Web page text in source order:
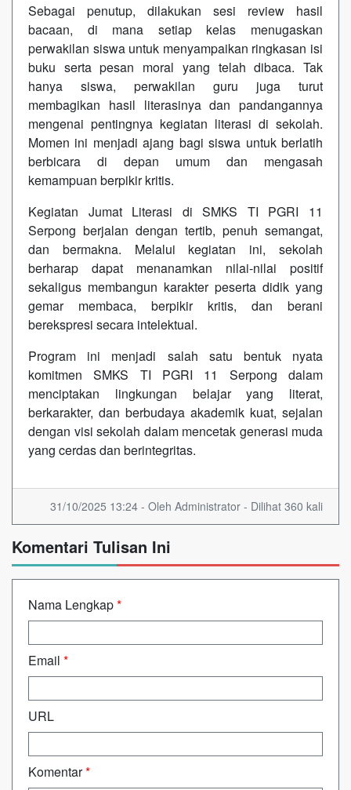
Sebagai penutup, dilakukan sesi review hasil
bacaan, di mana setiap kelas menugaskan
perwakilan siswa untuk menyampaikan ringkasan isi
buku serta pesan moral yang telah dibaca. Tak
hanya siswa, perwakilan guru juga turut
membagikan hasil literasinya dan pandangannya
mengenai pentingnya kegiatan literasi di sekolah.
Momen ini menjadi ajang bagi siswa untuk berlatih
berbicara di depan umum dan mengasah
kemampuan berpikir kritis.
Kegiatan Jumat Literasi di SMKS TI PGRI 11
Serpong berjalan dengan tertib, penuh semangat,
dan bermakna. Melalui kegiatan ini, sekolah
berharap dapat menanamkan nilai-nilai positif
sekaligus membangun karakter peserta didik yang
gemar membaca, berpikir kritis, dan berani
berekspresi secara intelektual.
Program ini menjadi salah satu bentuk nyata
komitmen SMKS TI PGRI 11 Serpong dalam
menciptakan lingkungan belajar yang literat,
berkarakter, dan berbudaya akademik kuat, sejalan
dengan visi sekolah dalam mencetak generasi muda
yang cerdas dan berintegritas.
31/10/2025 13:24 - Oleh Administrator - Dilihat 360 kali
Komentari Tulisan Ini
Nama Lengkap*
Email *
URL
Komentar*